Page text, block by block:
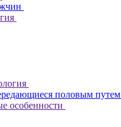
половым путем
особенности